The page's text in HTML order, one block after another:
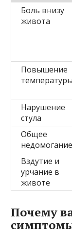
Боль внизу
живота
Повышение
температуры
Нарушение
стула
Общее
недомогание
Вздутие и
урчание в
животе
Почему